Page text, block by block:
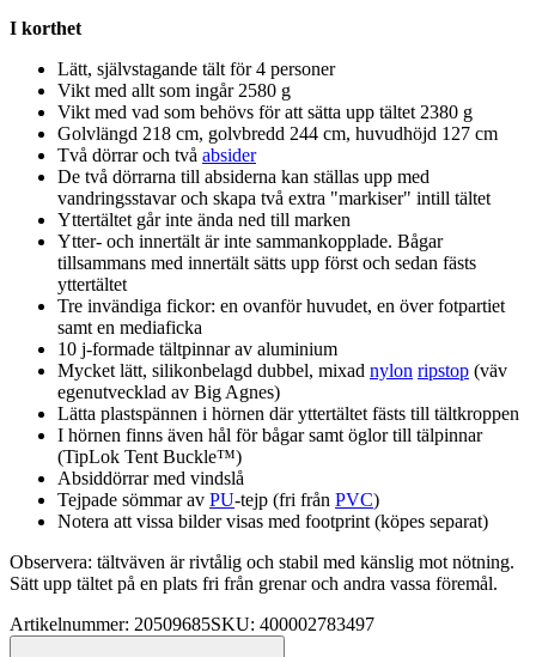
I korthet
Lätt, självstagande tält för 4 personer
Vikt med allt som ingår 2580 g
Vikt med vad som behövs för att sätta upp tältet 2380 g
Golvlängd 218 cm, golvbredd 244 cm, huvudhöjd 127 cm
Två dörrar och två absider
De två dörrarna till absiderna kan ställas upp med
vandringsstavar och skapa två extra "markiser" intill tältet
Yttertältet går inte ända ned till marken
Ytter- och innertält är inte sammankopplade. Bågar
tillsammans med innertält sätts upp först och sedan fästs
yttertältet
Tre invändiga fickor: en ovanför huvudet, en över fotpartiet
samt en mediaficka
10 j-formade tältpinnar av aluminium
Mycket lätt, silikonbelagd dubbel, mixad nylon ripstop (väv
egenutvecklad av Big Agnes)
Lätta plastspännen i hörnen där yttertältet fästs till tältkroppen
I hörnen finns även hål för bågar samt öglor till tälpinnar
(TipLok Tent Buckle™)
Absiddörrar med vindslå
Tejpade sömmar av PU-tejp (fri från PVC)
Notera att vissa bilder visas med footprint (köpes separat)
Observera: tältväven är rivtålig och stabil med känslig mot nötning.
Sätt upp tältet på en plats fri från grenar och andra vassa föremål.
Artikelnummer: 20509685SKU: 400002783497